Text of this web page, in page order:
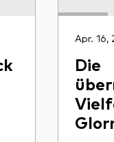
Apr. 16,
Die